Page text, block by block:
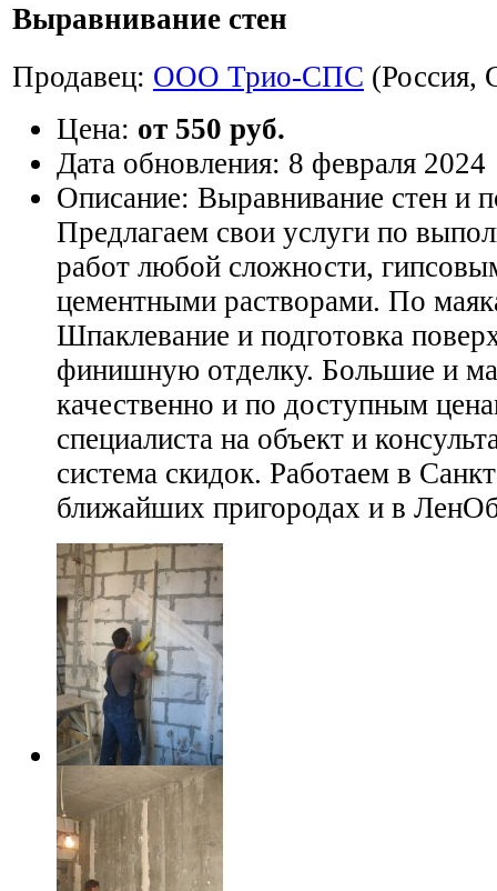
Выравнивание стен
Продавец: ООО Трио-СПС (Россия,
Цена: от 550 руб.
Дата обновления: 8 февраля 2024
Описание: Выравнивание стен и
Предлагаем свои услуги по
работ любой сложности,
цементными растворами. По
Шпаклевание и подготовка
финишную отделку. Большие и
качественно и по доступным
специалиста на объект и
система скидок. Работаем в
ближайших пригородах и в